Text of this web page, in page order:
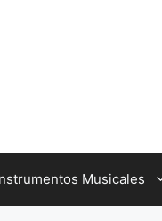
Musicales